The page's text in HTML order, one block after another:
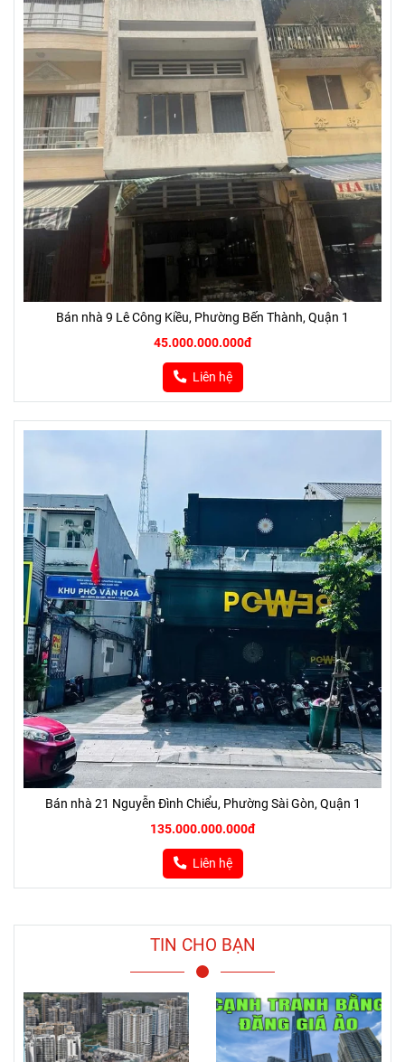
Bán nhà 9 Lê Công Kiều, Phường Bến Thành, Quận 1
45.000.000.000đ
Liên hệ
Bán nhà 21 Nguyễn Đình Chiểu, Phường Sài Gòn, Quận 1
135.000.000.000đ
Liên hệ
TIN CHO BẠN